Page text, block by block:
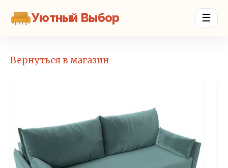
Уютный Выбор ☰
Вернуться в магазин